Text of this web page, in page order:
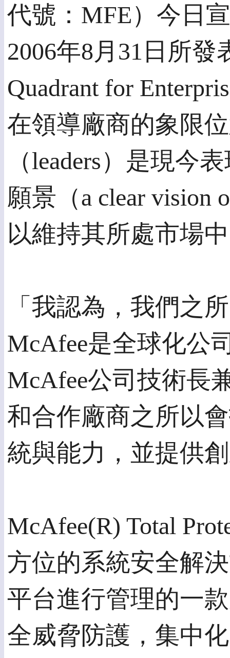
代號：MFE）今日
2006年8月31日所
Quadrant for
在領導廠商的象限
（leaders）是現今
願景（a clear vision
以維持其所處市場
「我認為，我們之
McAfee是全球化公
McAfee公司技術長
和合作廠商之所以
統與能力，並提供
McAfee(R) Total
方位的系統安全解
平台進行管理的一
全威脅防護，集中